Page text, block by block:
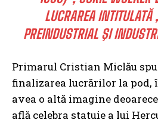
LUCRAREA
PREINDUSTRIAL ŞI
Primarul Cristian Miclău
finalizarea lucrărilor la pod,
avea o altă imagine
află celebra statuie a lui